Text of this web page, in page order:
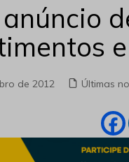
de 2012 Últimas